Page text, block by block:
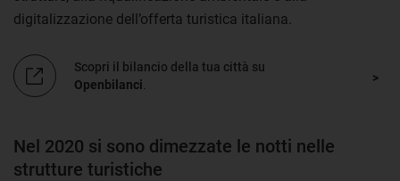
digitalizzazione dell’offerta turistica italiana.
Scopri il bilancio della tua città su
Openbilanci
Nel 2020 si sono dimezzate le notti nelle
strutture turistiche